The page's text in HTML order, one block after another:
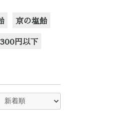
京の塩飴
300円以下